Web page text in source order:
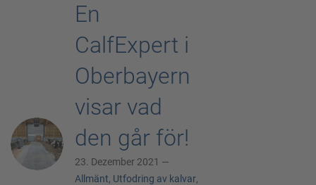
En
CalfExpert i
Oberbayern
visar vad
den går för!
23. Dezember 2021 —
Allmänt, Utfodring av kalvar,